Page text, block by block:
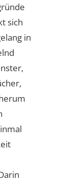
sich
in